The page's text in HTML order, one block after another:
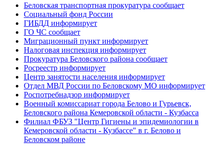
Беловская транспортная прокуратура сообщает
Социальный фонд России
ГИБДД информирует
ГО ЧС сообщает
Миграционный пункт информирует
Налоговая инспекция информирует
Прокуратура Беловского района сообщает
Росреестр информирует
Центр занятости населения информирует
Отдел МВД России по Беловскому МО информирует
Роспотребнадзор информирует
Военный комиссариат города Белово и Гурьевск,
Беловского района Кемеровской области - Кузбасса
Филиал ФБУЗ "Центр Гигиены и эпидемиологии в
Кемеровской области - Кузбассе" в г. Белово и
Беловском районе